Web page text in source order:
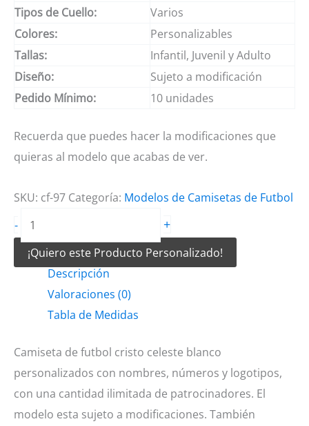
Tipos de Cuello:
Varios
Colores:
Personalizables
Tallas:
Infantil, Juvenil y Adulto
Diseño:
Sujeto a modificación
Pedido Mínimo:
10 unidades
Recuerda que puedes hacer la modificaciones que
quieras al modelo que acabas de ver.
SKU: cf-97 Categoría: Modelos de Camisetas de Futbol
-
Camiseta
de
futbol
cristo
celeste
blanco
+
¡Quiero este Producto Personalizado!
Descripción
Valoraciones (0)
Tabla de Medidas
Camiseta de futbol cristo celeste blanco
personalizados con nombres, números y logotipos,
con una cantidad ilimitada de patrocinadores. El
modelo esta sujeto a modificaciones. También